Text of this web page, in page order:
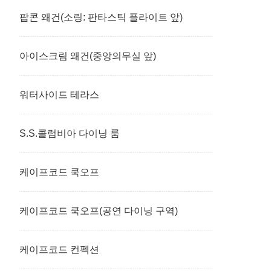
팝콘 왜건(소링: 판타스틱 플라이트 앞)
아이스크림 왜건(중앙의무실 앞)
워터사이드 테라스
S.S.콜럼비아 다이닝 룸
케이프코드 쿡오프
케이프코드 쿡오프(공연 다이닝 구역)
케이프코드 컨펙션